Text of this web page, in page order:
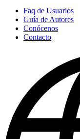
Faq de Usuarios
Guía de Autores
Conócenos
Contacto